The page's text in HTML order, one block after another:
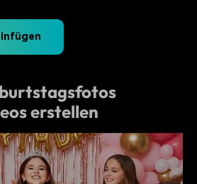
erstellen